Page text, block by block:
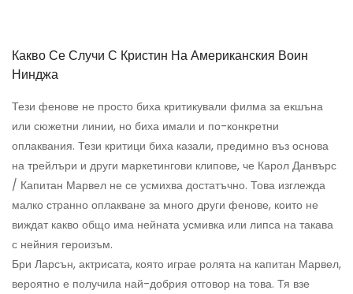
Какво Се Случи С Кристин На Американския Воин
Нинджа
Тези фенове не просто биха критикували филма за екшъна
или сюжетни линии, но биха имали и по-конкретни
оплаквания. Тези критици биха казали, предимно въз основа
на трейлъри и други маркетингови клипове, че Карол Данвърс
/ Капитан Марвел не се усмихва достатъчно. Това изглежда
малко странно оплакване за много други фенове, които не
виждат какво общо има нейната усмивка или липса на такава
с нейния героизъм.
Бри Ларсън, актрисата, която играе ролята на капитан Марвел,
вероятно е получила най-добрия отговор на това. Тя взе